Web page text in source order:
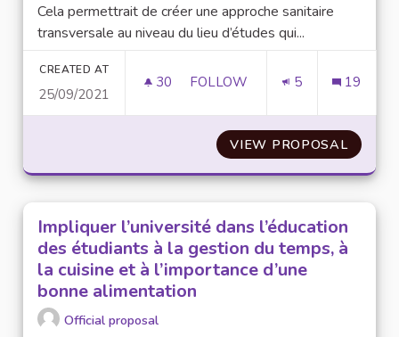
Cela permettrait de créer une approche sanitaire
transversale au niveau du lieu d’études qui...
CREATED AT
25/09/2021
30 30 FOLLOWERS
FOLLOW 5 19
VIEW PROPOSAL
Impliquer l’université dans l’éducation
des étudiants à la gestion du temps, à
la cuisine et à l’importance d’une
bonne alimentation
Official proposal